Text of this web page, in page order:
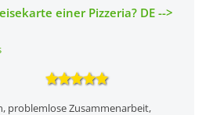
einer Pizzeria? DE -->
problemlose Zusammenarbeit,